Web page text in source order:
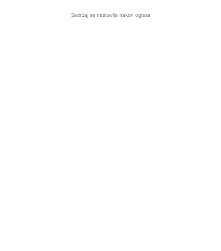
Sadržaj se nastavlja nakon oglasa